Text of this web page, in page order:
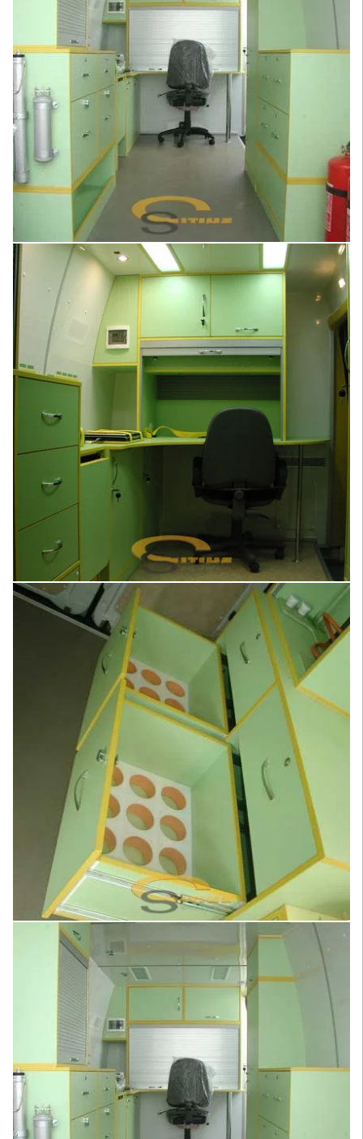
Увеличить
Увеличить
Увеличить